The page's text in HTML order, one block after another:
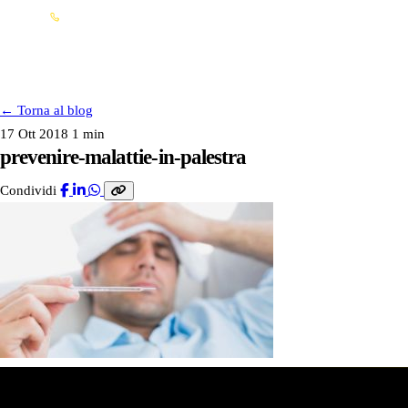
Info franchising: 0362 15 41 707
FRANCHISING
SERVIZI
I NOSTRI CLUB
← Torna al blog
17 Ott 2018 1 min
prevenire-malattie-in-palestra
Condividi